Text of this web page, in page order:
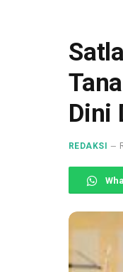
Dini
REDAKSI